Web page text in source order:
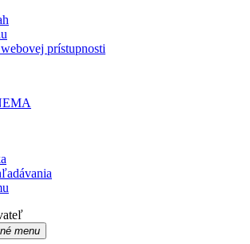
prístupnosti
menu